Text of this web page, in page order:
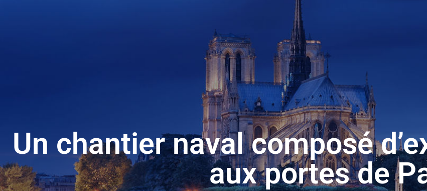
Un chantier naval composé
aux portes de